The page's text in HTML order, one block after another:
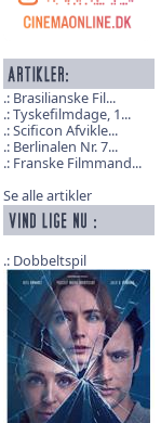
Brasilianske Fil...
Tyskefilmdage, 1...
Scificon Afvikle...
Berlinalen Nr. 7...
Franske Filmmand...
Se alle artikler
Dobbeltspil